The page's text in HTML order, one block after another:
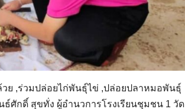
ย ,ร่วมปล่อยไก่พันธุ์ไข่ ,ปล่อยปลาหมอพันธุ์
ศักดิ์ สุขทั่ง ผู้อำนวการโรงเรียนชุมชน 1 วัด